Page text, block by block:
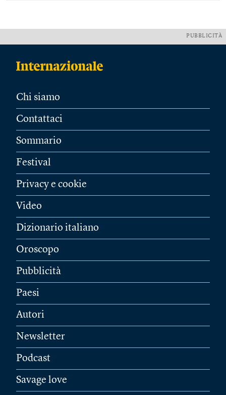
PUBBLICITÀ
Chi siamo
Contattaci
Sommario
Festival
Privacy e cookie
Video
Dizionario italiano
Oroscopo
Pubblicità
Paesi
Autori
Newsletter
Podcast
Savage love